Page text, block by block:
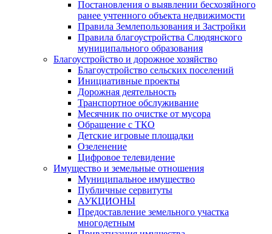
Постановления о выявлении бесхозяйного
ранее учтенного объекта недвижимости
Правила Землепользования и Застройки
Правила благоустройства Слюдянского
муниципального образования
Благоустройство и дорожное хозяйство
Благоустройство сельских поселений
Инициативные проекты
Дорожная деятельность
Транспортное обслуживание
Месячник по очистке от мусора
Обращение с ТКО
Детские игровые площадки
Озеленение
Цифровое телевидение
Имущество и земельные отношения
Муниципальное имущество
Публичные сервитуты
АУКЦИОНЫ
Предоставление земельного участка
многодетным